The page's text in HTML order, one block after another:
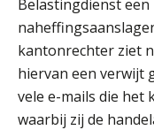
Belastingdienst
kantonrechter ziet
hiervan een verwijt
vele e-mails die het
waarbij zij de